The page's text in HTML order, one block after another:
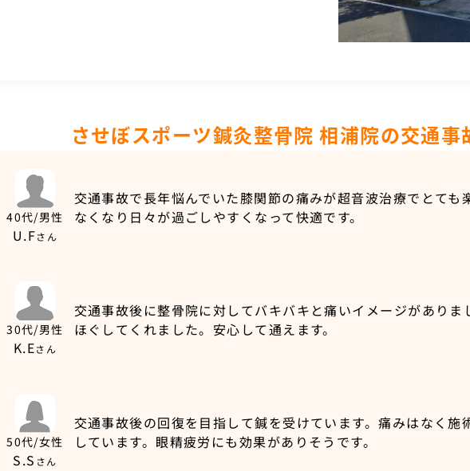
させぼスポーツ鍼灸整骨院 相浦院の交通事
40代/男性
U.Fさん
交通事故で長年悩んでいた膝関節の痛みが超音波治療でとて
なくなり日々が過ごしやすくなって快適です。
30代/男性
K.Eさん
交通事故後に整骨院に対してバキバキと痛いイメージがあり
ほぐしてくれました。安心して通えます。
50代/女性
S.S さん
交通事故後の回復を目指して鍼を受けています。痛みはなく施
しています。眼精疲労にも効果がありそうです。